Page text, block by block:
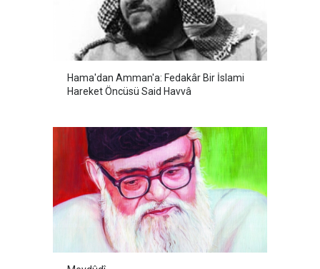
Hama'dan Amman'a: Fedakâr Bir İslami
Hareket Öncüsü Said Havvâ